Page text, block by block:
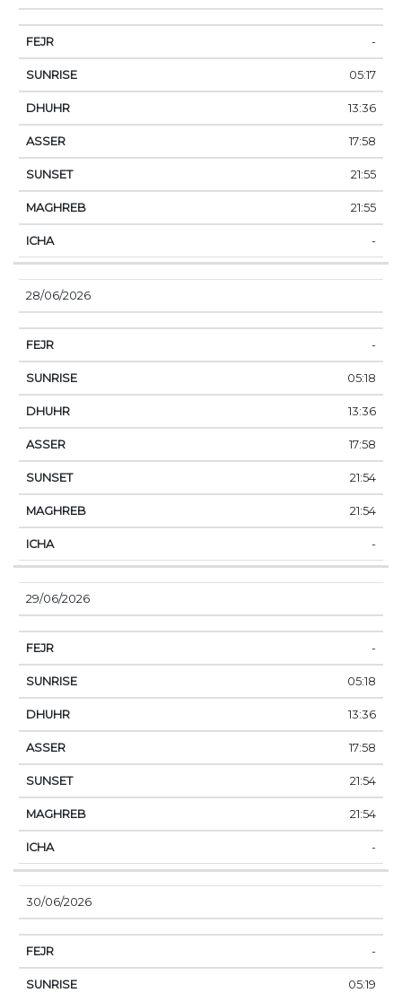
-
05:17
13:36
17:58
21:55
21:55
-
28/06/2026
-
05:18
13:36
17:58
21:54
21:54
-
29/06/2026
-
05:18
13:36
17:58
21:54
21:54
-
30/06/2026
-
05:19